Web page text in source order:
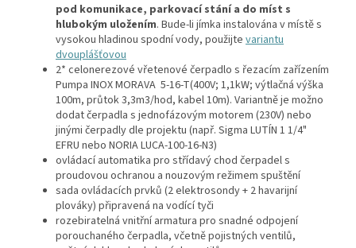
pod komunikace, parkovací stání a do míst s
hlubokým uložením. Bude-li jímka instalována v místě s
vysokou hladinou spodní vody, použijte variantu
dvouplášťovou
2* celonerezové vřetenové čerpadlo s řezacím zařízením
Pumpa INOX MORAVA 5-16-T(400V; 1,1kW; výtlačná výška
100m, průtok 3,3m3/hod, kabel 10m). Variantně je možno
dodat čerpadla s jednofázovým motorem (230V) nebo
jinými čerpadly dle projektu (např. Sigma LUTÍN 1 1/4"
EFRU nebo NORIA LUCA-100-16-N3)
ovládací automatika pro střídavý chod čerpadel s
proudovou ochranou a nouzovým režimem spuštění
sada ovládacích prvků (2 elektrosondy + 2 havarijní
plováky) připravená na vodící tyči
rozebiratelná vnitřní armatura pro snadné odpojení
porouchaného čerpadla, včetně pojistných ventilů,